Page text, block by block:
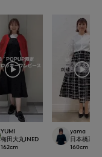
cassetto
YUMI
梅田大丸INED
162cm
yama
日本橋高島
160cm